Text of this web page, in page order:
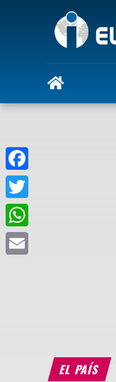
EL PAÍS
Facebook
Twitter
WhatsApp